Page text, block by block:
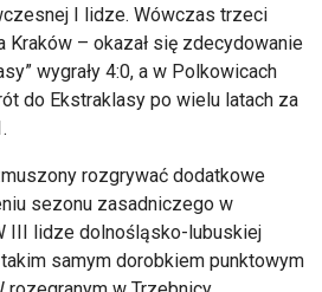
I lidze. Wówczas trzeci
Kraków – okazał się zdecydowanie
wygrały 4:0, a w Polkowicach
do Ekstraklasy po wielu latach za
rozgrywać dodatkowe
sezonu zasadniczego w
III lidze dolnośląsko-lubuskiej
samym dorobkiem punktowym